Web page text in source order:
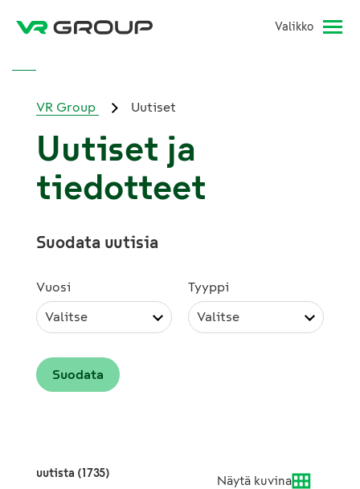
Valikko
VR Group Uutiset
Uutiset ja
tiedotteet
Suodata uutisia
Vuosi
Valitse
Tyyppi
Valitse
uutista (1735)
Näytä kuvina